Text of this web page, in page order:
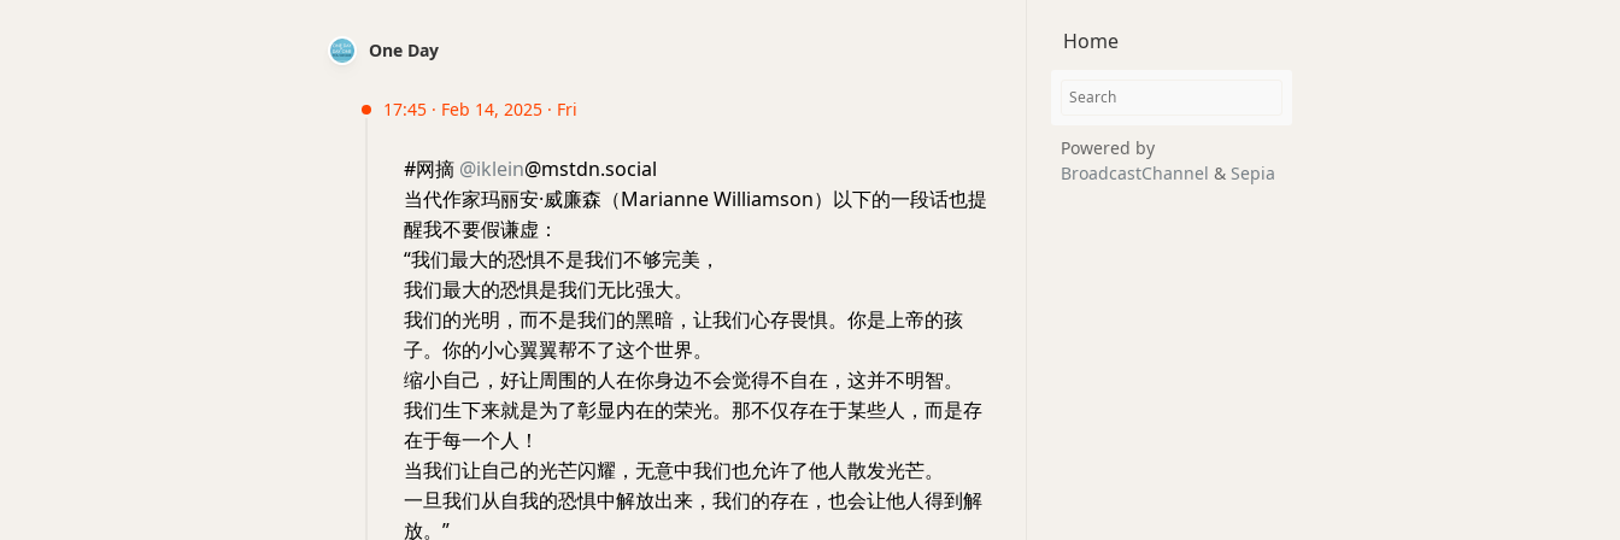
One Day
17:45 · Feb 14, 2025 · Fri
#网摘 @iklein@mstdn.social
当代作家玛丽安·威廉森（Marianne Williamson）以下的一段话也提
醒我不要假谦虚：
“我们最大的恐惧不是我们不够完美，
我们最大的恐惧是我们无比强大。
我们的光明，而不是我们的黑暗，让我们心存畏惧。你是上帝的孩
子。你的小心翼翼帮不了这个世界。
缩小自己，好让周围的人在你身边不会觉得不自在，这并不明智。
我们生下来就是为了彰显内在的荣光。那不仅存在于某些人，而是存
在于每一个人！
当我们让自己的光芒闪耀，无意中我们也允许了他人散发光芒。
一旦我们从自我的恐惧中解放出来，我们的存在，也会让他人得到解
放。”
Home
Powered by
BroadcastChannel & Sepia